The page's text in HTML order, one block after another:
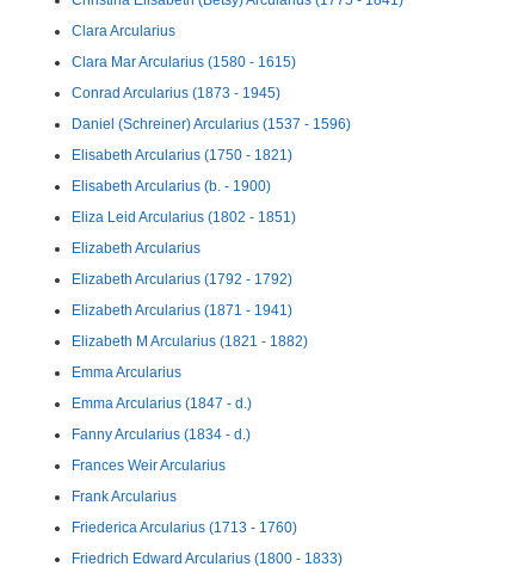
Clara Arcularius
Clara Mar Arcularius (1580 - 1615)
Conrad Arcularius (1873 - 1945)
Daniel (Schreiner) Arcularius (1537 - 1596)
Elisabeth Arcularius (1750 - 1821)
Elisabeth Arcularius (b. - 1900)
Eliza Leid Arcularius (1802 - 1851)
Elizabeth Arcularius
Elizabeth Arcularius (1792 - 1792)
Elizabeth Arcularius (1871 - 1941)
Elizabeth M Arcularius (1821 - 1882)
Emma Arcularius
Emma Arcularius (1847 - d.)
Fanny Arcularius (1834 - d.)
Frances Weir Arcularius
Frank Arcularius
Friederica Arcularius (1713 - 1760)
Friedrich Edward Arcularius (1800 - 1833)